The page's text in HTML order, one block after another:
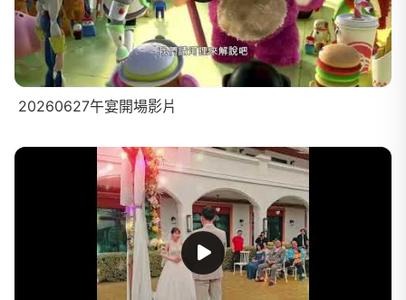
20260627午宴開場影片